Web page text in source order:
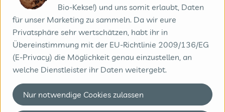
Getränke
Das Konzept
Über uns
Service
Firmenkunden
Externer Link zu https://biobote.de/mailvorlage/
Du möchtest Biokistler werden?
Kunde werden
Das Konzept der Biokiste
So funktioniert der Onlineshop
Besuche unsere Kennenlerntour
Bio-Kekse!) und uns somit erlaubt, Daten
für unser Marketing zu sammeln. Da wir eure
Privatsphäre sehr wertschätzen, habt ihr in
Übereinstimmung mit der EU-Richtlinie 2009/136/EG
(E-Privacy) die Möglichkeit genau einzustellen, an
welche Dienstleister ihr Daten weitergebt.
Nur notwendige Cookies zulassen